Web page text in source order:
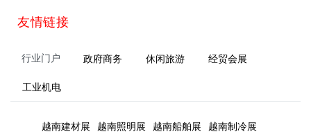
友情链接
行业门户 政府商务 休闲旅游 经贸会展
工业机电
越南建材展 越南照明展 越南船舶展
越南制冷展